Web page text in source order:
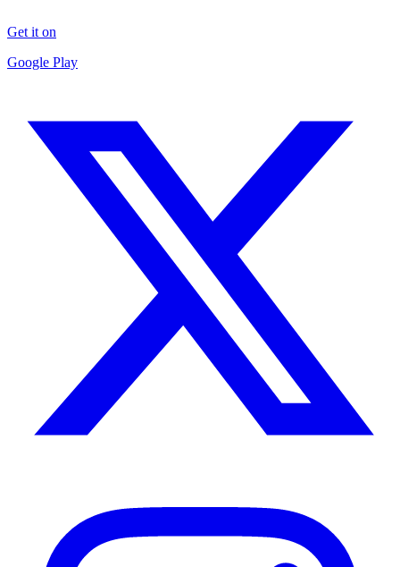
Get it on
Google Play